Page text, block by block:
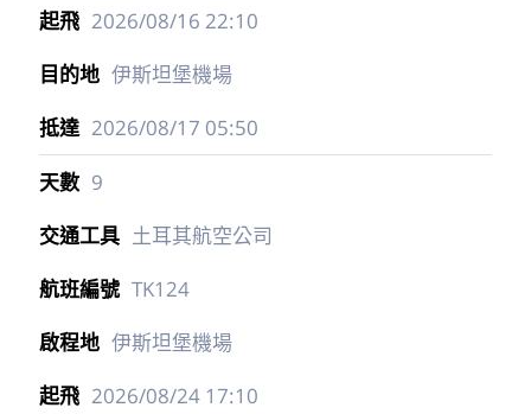
2026/08/16 22:10
伊斯坦堡機場
2026/08/17 05:50
9
土耳其航空公司
TK124
伊斯坦堡機場
2026/08/2417:10